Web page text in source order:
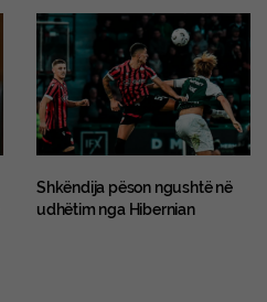
Shkëndija pëson ngushtë në
udhëtim nga Hibernian